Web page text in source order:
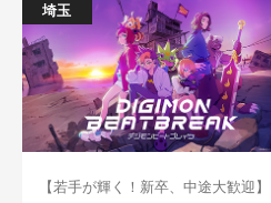
埼玉
【若手が輝く！新卒、中途大歓迎】